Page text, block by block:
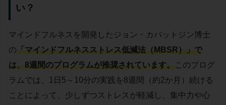
い？
マインドフルネスを開発したジョン・カバットジン博士
の 「マインドフルネスストレス低減法（MBSR）」で
は、8週間のプログラムが推奨されています。
このプログ
ラムでは、1日5～10分の実践を8週間（約2か月）続ける
ことによって、少しずつストレスが軽減し、集中力や心